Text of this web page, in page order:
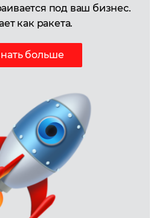
под ваш бизнес.
как ракета.
больше